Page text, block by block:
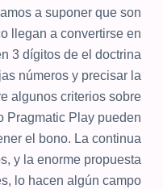
a suponer que son
llegan a convertirse en
3 dígitos de el doctrina
números y precisar la
algunos criterios sobre
Pragmatic Play pueden
el bono. La continua
y la enorme propuesta
lo hacen algún campo